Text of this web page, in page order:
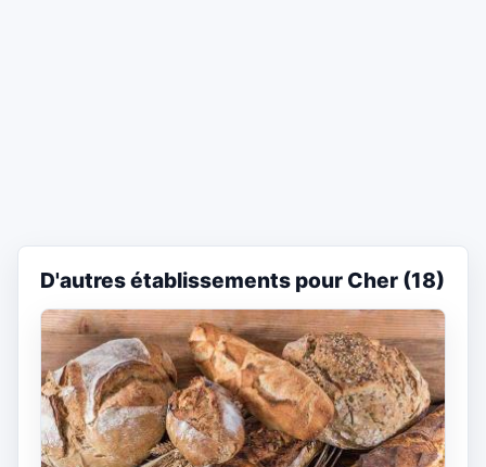
D'autres établissements pour Cher (18)